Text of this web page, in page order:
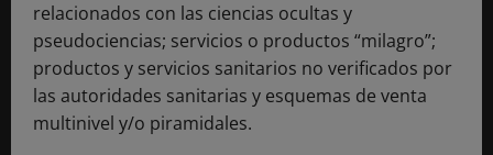
relacionados con las ciencias ocultas y
pseudociencias; servicios o productos “milagro”;
productos y servicios sanitarios no verificados por
las autoridades sanitarias y esquemas de venta
multinivel y/o piramidales.